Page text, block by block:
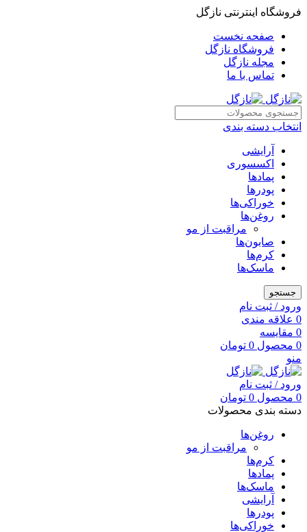
فروشگاه اینترنتی نازگل
صفحه نخست
فروشگاه نازگل
مجله نازگل
تماس با ما
انتخاب دسته بندی
آرایشی
اکسسوری
پمادها
پودرها
خوراکی‌ها
روغن‌ها
مراقبت از مو
صابون‌ها
کرم‌ها
ماسک‌ها
جستجو
ورود / ثبت نام
0 علاقه مندی
0 مقایسه
0 محصول 0 تومان
منو
ورود / ثبت نام
0 محصول 0 تومان
دسته بندی محصولات
روغن‌ها
مراقبت از مو
کرم‌ها
پمادها
ماسک‌ها
آرایشی
پودرها
خوراکی‌ها